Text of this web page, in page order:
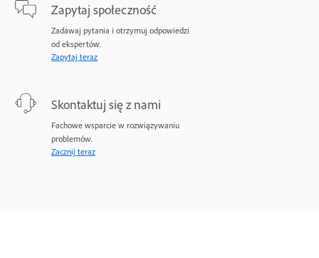
Zapytaj społeczność
Zadawaj pytania i otrzymuj odpowiedzi
od ekspertów.
Zapytaj teraz
Skontaktuj się z nami
Fachowe wsparcie w rozwiązywaniu
problemów.
Zacznij teraz